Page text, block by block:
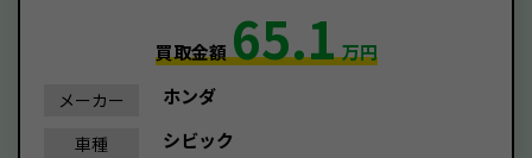
買取金額65.1万円
メーカー ホンダ
車種 シビック